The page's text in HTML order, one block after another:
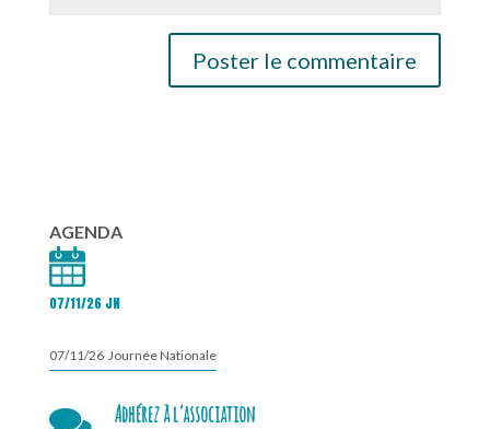
AGENDA
07/11/26 JN
07/11/26 Journée Nationale
Adhérez à l’association